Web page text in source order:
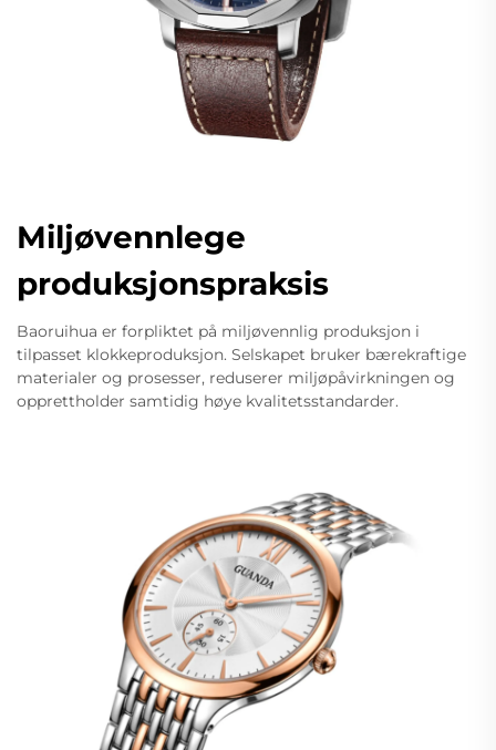
Miljøvennlege
produksjonspraksis
Baoruihua er forpliktet på miljøvennlig produksjon i
tilpasset klokkeproduksjon. Selskapet bruker bærekraftige
materialer og prosesser, reduserer miljøpåvirkningen og
opprettholder samtidig høye kvalitetsstandarder.